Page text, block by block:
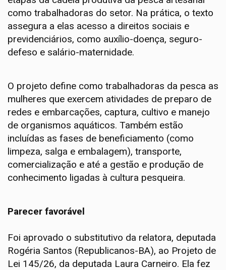
como trabalhadoras do setor. Na prática, o texto
assegura a elas acesso a direitos sociais e
previdenciários, como auxílio-doença, seguro-
defeso e salário-maternidade.
O projeto define como trabalhadoras da pesca as
mulheres que exercem atividades de preparo de
redes e embarcações, captura, cultivo e manejo
de organismos aquáticos. Também estão
incluídas as fases de beneficiamento (como
limpeza, salga e embalagem), transporte,
comercialização e até a gestão e produção de
conhecimento ligadas à cultura pesqueira.
Parecer favorável
Foi aprovado o substitutivo da relatora, deputada
Rogéria Santos (Republicanos-BA), ao Projeto de
Lei 145/26, da deputada Laura Carneiro. Ela fez